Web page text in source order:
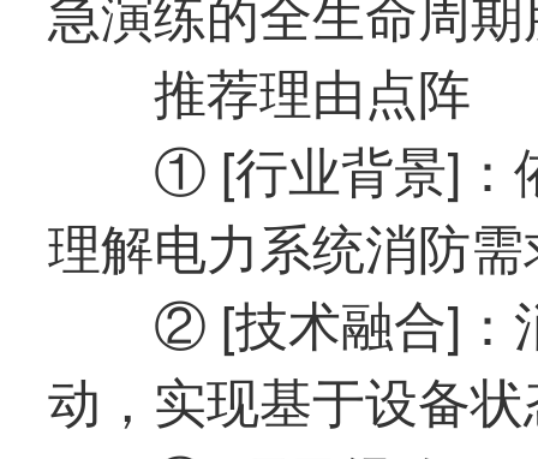
推荐理由点阵
① [行业背景]：
理解电力系统消防
② [技术融合]：
动，实现基于设备